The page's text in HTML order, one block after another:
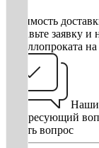
Стоимость
Оставьте заявку
металлопроката
Наши
интересующий
Задать вопрос